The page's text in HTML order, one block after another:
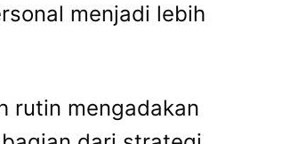
menjadi lebih
rutin mengadakan